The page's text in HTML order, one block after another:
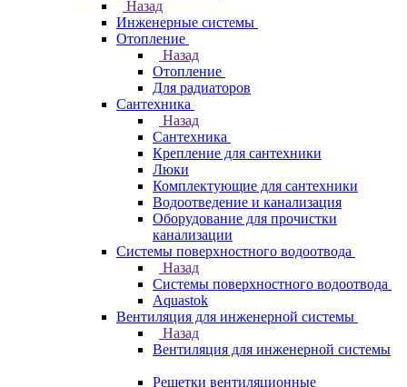
Назад
Инженерные системы
Отопление
Назад
Отопление
Для радиаторов
Сантехника
Назад
Сантехника
Крепление для сантехники
Люки
Комплектующие для сантехники
Водоотведение и канализация
Оборудование для прочистки
канализации
Системы поверхностного водоотвода
Назад
Системы поверхностного водоотвода
Aquastok
Вентиляция для инженерной системы
Назад
Вентиляция для инженерной системы
Решетки вентиляционные